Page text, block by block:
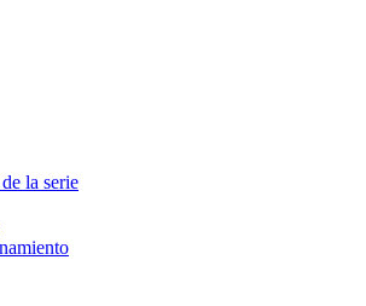
la serie